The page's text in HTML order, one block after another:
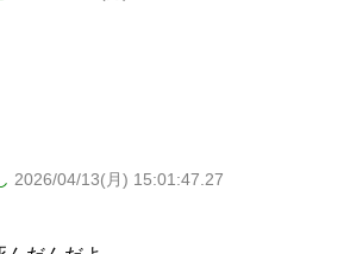
2026/04/13(月) 15:01:47.27